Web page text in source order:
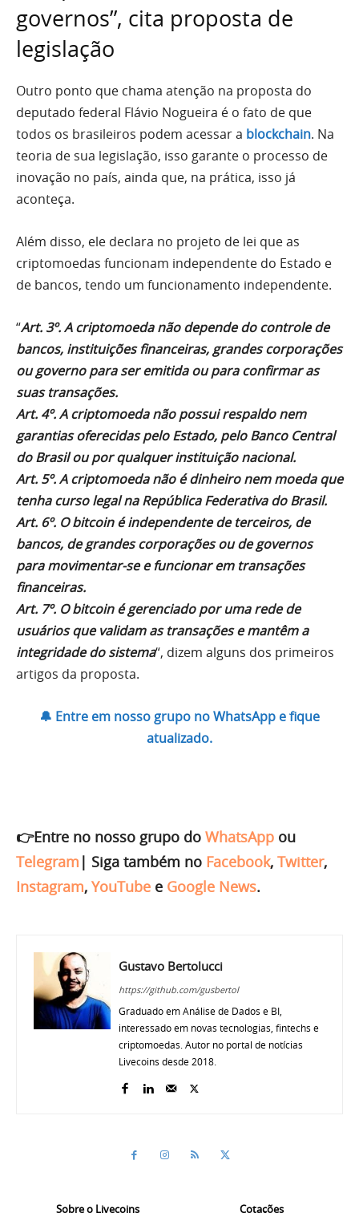
governos”, cita proposta de
legislação
Outro ponto que chama atenção na proposta do
deputado federal Flávio Nogueira é o fato de que
todos os brasileiros podem acessar a blockchain. Na
teoria de sua legislação, isso garante o processo de
inovação no país, ainda que, na prática, isso já
aconteça.
Além disso, ele declara no projeto de lei que as
criptomoedas funcionam independente do Estado e
de bancos, tendo um funcionamento independente.
“Art. 3º. A criptomoeda não depende do controle de
bancos, instituições financeiras, grandes corporações
ou governo para ser emitida ou para confirmar as
suas transações.
Art. 4º. A criptomoeda não possui respaldo nem
garantias oferecidas pelo Estado, pelo Banco Central
do Brasil ou por qualquer instituição nacional.
Art. 5º. A criptomoeda não é dinheiro nem moeda que
tenha curso legal na República Federativa do Brasil.
Art. 6º. O bitcoin é independente de terceiros, de
bancos, de grandes corporações ou de governos
para movimentar-se e funcionar em transações
financeiras.
Art. 7º. O bitcoin é gerenciado por uma rede de
usuários que validam as transações e mantêm a
integridade do sistema“, dizem alguns dos primeiros
artigos da proposta.
🔔 Entre em nosso grupo no WhatsApp e fique
atualizado.
👉Entre no nosso grupo do WhatsApp ou
Telegram | Siga também no Facebook, Twitter,
Instagram, YouTube e Google News.
Gustavo Bertolucci
https://github.com/gusbertol
Graduado em Análise de Dados e BI,
interessado em novas tecnologias, fintechs e
criptomoedas. Autor no portal de notícias
Livecoins desde 2018.
Sobre o Livecoins Cotações